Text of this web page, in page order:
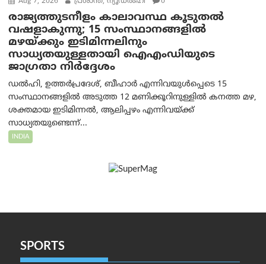
രാജ്യത്തുടനീളം കാലാവസ്ഥ കൂടുതൽ
വഷളാകുന്നു; 15 സംസ്ഥാനങ്ങളിൽ
മഴയ്ക്കും ഇടിമിന്നലിനും
സാധ്യതയുള്ളതായി ഐഎംഡിയുടെ
ജാഗ്രതാ നിർദ്ദേശം
ഡൽഹി, ഉത്തർപ്രദേശ്, ബീഹാർ എന്നിവയുൾപ്പെടെ 15
സംസ്ഥാനങ്ങളിൽ അടുത്ത 12 മണിക്കൂറിനുള്ളിൽ കനത്ത മഴ,
ശക്തമായ ഇടിമിന്നൽ, ആലിപ്പഴം എന്നിവയ്ക്ക്
സാധ്യതയുണ്ടെന്ന്...
INDIA
SPORTS